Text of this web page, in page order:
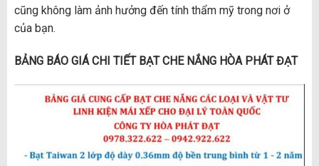
cũng không làm ảnh hưởng đến tính thẩm mỹ trong nơi ở
của bạn.
BẢNG BÁO GIÁ CHI TIẾT BẠT CHE NẮNG HÒA PHÁT ĐẠT